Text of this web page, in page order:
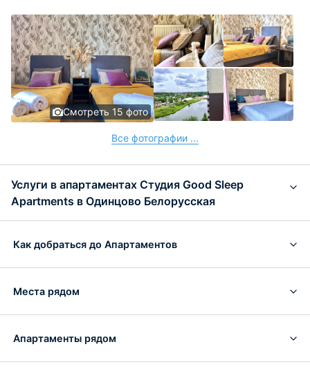
Смотреть 15 фото
Все фотографии ...
Услуги в апартаментах Студия Good Sleep
Apartments в Одинцово Белорусская
Как добраться до Апартаментов
Места рядом
Апартаменты рядом